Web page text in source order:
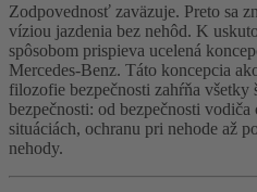
Zodpovednosť zaväzuje. Preto sa
víziou jazdenia bez nehôd. K
spôsobom prispieva ucelená
Mercedes-Benz. Táto koncepcia
filozofie bezpečnosti zahŕňa všetky
bezpečnosti: od bezpečnosti
situáciách, ochranu pri nehode až
nehody.